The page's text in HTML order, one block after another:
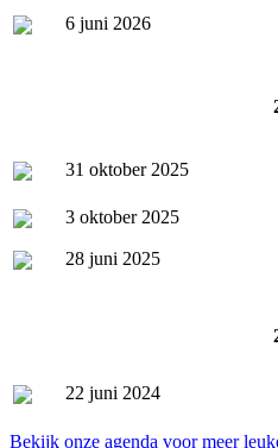
6 juni 2026
31 oktober 2025
3 oktober 2025
28 juni 2025
22 juni 2024
Bekijk onze agenda voor meer